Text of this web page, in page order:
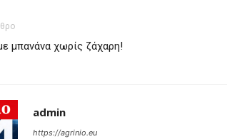
μπανάνα χωρίς ζάχαρη!
admin
https://agrinio.eu